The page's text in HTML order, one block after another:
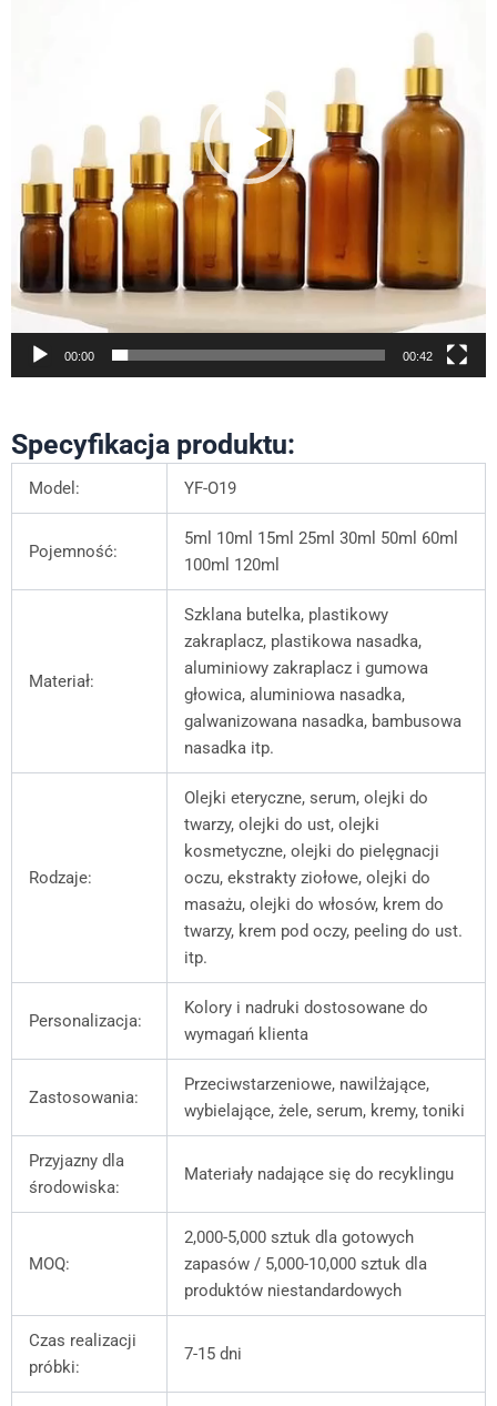
00:00 00:42
Specyfikacja produktu:
Model: YF-O19
Pojemność:
5ml 10ml 15ml 25ml 30ml 50ml 60ml
100ml 120ml
Materiał:
Szklana butelka, plastikowy
zakraplacz, plastikowa nasadka,
aluminiowy zakraplacz i gumowa
głowica, aluminiowa nasadka,
galwanizowana nasadka, bambusowa
nasadka itp.
Rodzaje:
Olejki eteryczne, serum, olejki do
twarzy, olejki do ust, olejki
kosmetyczne, olejki do pielęgnacji
oczu, ekstrakty ziołowe, olejki do
masażu, olejki do włosów, krem do
twarzy, krem pod oczy, peeling do ust.
itp.
Personalizacja:
Kolory i nadruki dostosowane do
wymagań klienta
Zastosowania:
Przeciwstarzeniowe, nawilżające,
wybielające, żele, serum, kremy, toniki
Przyjazny dla
środowiska:
Materiały nadające się do recyklingu
MOQ:
2,000-5,000 sztuk dla gotowych
zapasów / 5,000-10,000 sztuk dla
produktów niestandardowych
Czas realizacji
próbki:
7-15 dni